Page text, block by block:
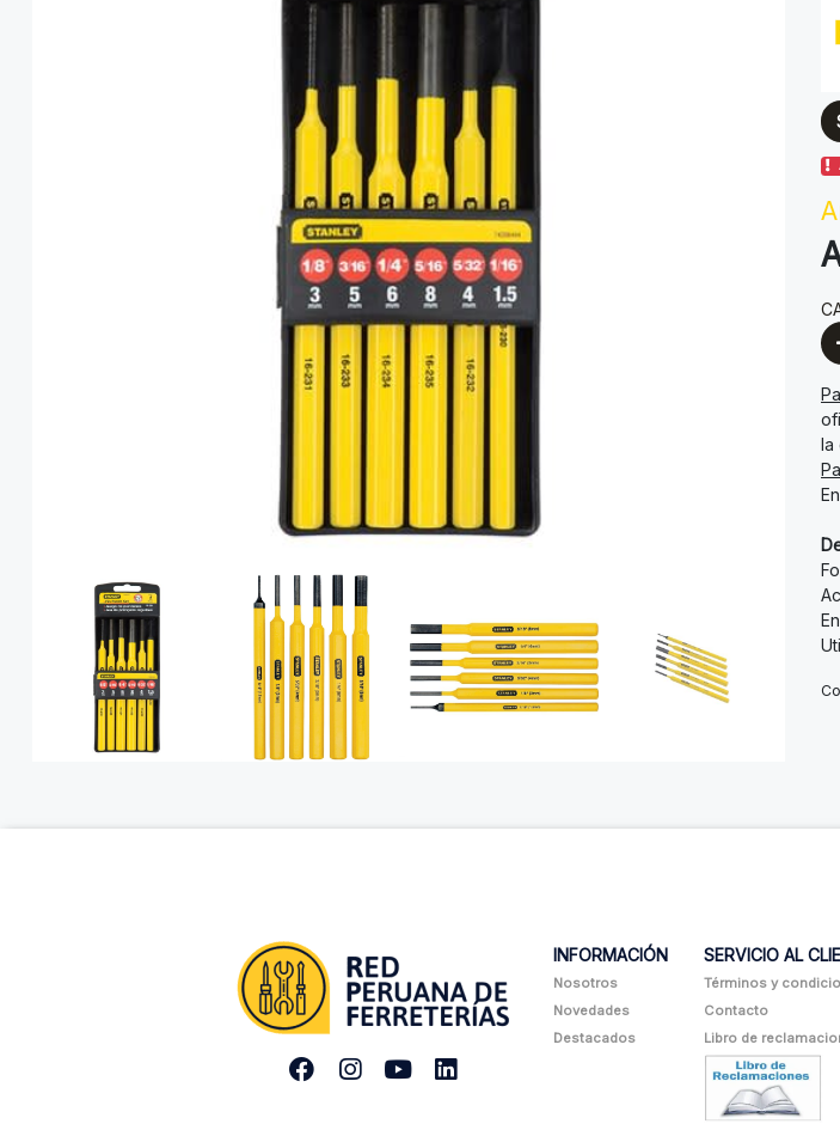
la
INFORMACIÓN
Nosotros
Novedades
Destacados
SERVICIO AL
Términos y
Contacto
Libro de